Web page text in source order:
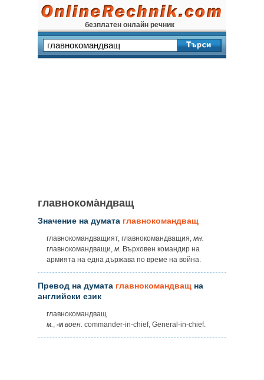
безплатен онлайн речник
главнокома̀ндващ
Значение на думата главнокомандващ
главнокомандващият, главнокомандващия, мн.
главнокомандващи, м. Върховен командир на
армията на една държава по време на война.
Превод на думата главнокомандващ на
английски език
главнокомандващ
м.
-и воен. commander-in-chief, General-in-chief.